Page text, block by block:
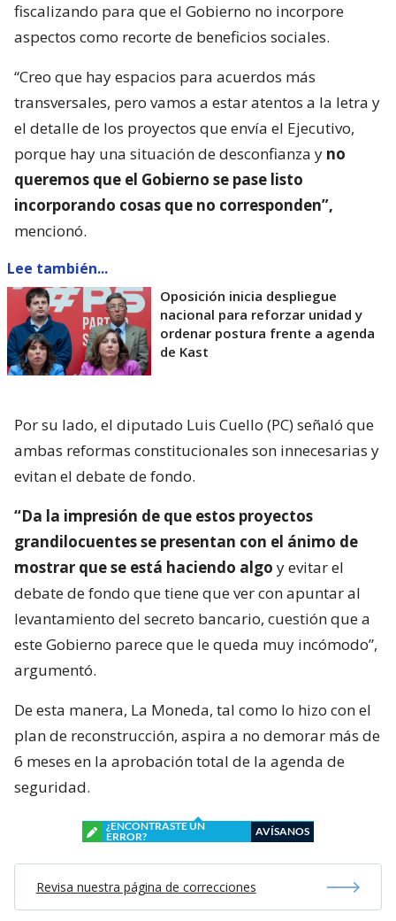
fiscalizando para que el Gobierno no incorpore
aspectos como recorte de beneficios sociales.
“Creo que hay espacios para acuerdos más
transversales, pero vamos a estar atentos a la letra y
el detalle de los proyectos que envía el Ejecutivo,
porque hay una situación de desconfianza y no
queremos que el Gobierno se pase listo
incorporando cosas que no corresponden”,
mencionó.
Lee también...
Oposición inicia despliegue
nacional para reforzar unidad y
ordenar postura frente a agenda
de Kast
Por su lado, el diputado Luis Cuello (PC) señaló que
ambas reformas constitucionales son innecesarias y
evitan el debate de fondo.
“Da la impresión de que estos proyectos
grandilocuentes se presentan con el ánimo de
mostrar que se está haciendo algo y evitar el
debate de fondo que tiene que ver con apuntar al
levantamiento del secreto bancario, cuestión que a
este Gobierno parece que le queda muy incómodo”,
argumentó.
De esta manera, La Moneda, tal como lo hizo con el
plan de reconstrucción, aspira a no demorar más de
6 meses en la aprobación total de la agenda de
seguridad.
¿ENCONTRASTE UN
ERROR?
AVÍSANOS
Revisa nuestra página de correcciones